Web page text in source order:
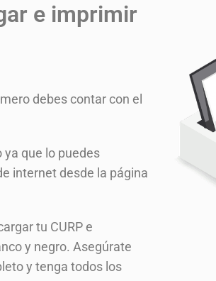
e imprimir
debes contar con el
ya que lo puedes
internet desde la página
tu CURP e
y negro. Asegúrate
y tenga todos los